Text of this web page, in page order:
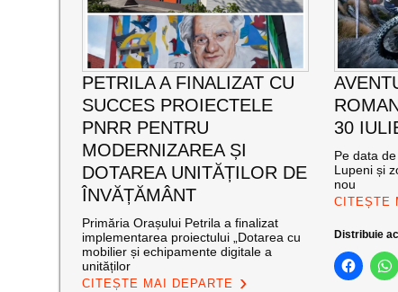
PETRILA A FINALIZAT CU
SUCCES PROIECTELE
PNRR PENTRU
MODERNIZAREA ȘI
DOTAREA UNITĂȚILOR DE
ÎNVĂȚĂMÂNT
Primăria Orașului Petrila a finalizat
implementarea proiectului „Dotarea cu
mobilier și echipamente digitale a
unităților
CITEȘTE MAI DEPARTE
30
Pe data
Lupeni și
nou
CITEȘTE
Distribuie